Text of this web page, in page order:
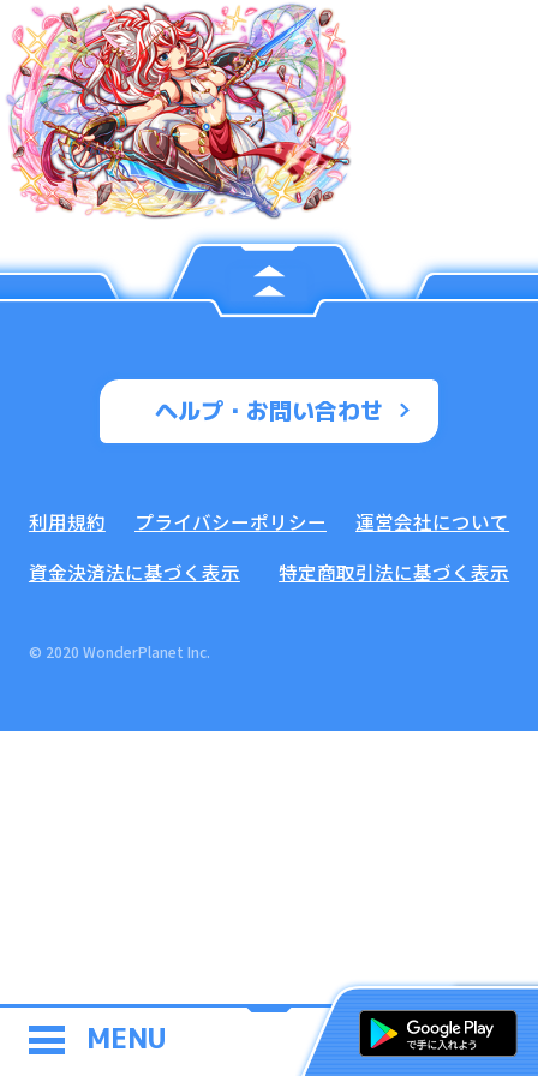
MENU
ヘルプ・お問い合わせ
利用規約 プライバシーポリシー
運営会社について
資金決済法に基づく表示
特定商取引法に基づく表示
© 2020 WonderPlanet Inc.